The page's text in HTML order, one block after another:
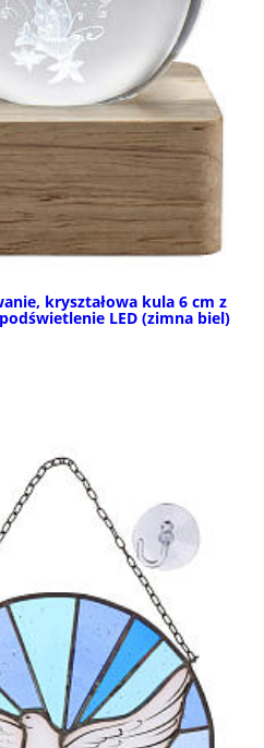
kryształowa kula 6 cm z
LED (zimna biel)